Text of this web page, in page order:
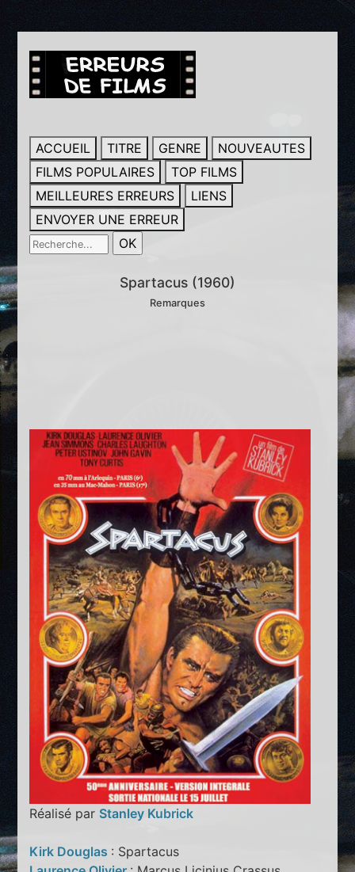
ACCUEIL TITRE GENRE
NOUVEAUTES
FILMS POPULAIRES
TOP FILMS
MEILLEURES ERREURS
LIENS
ENVOYER UNE ERREUR
Spartacus (1960)
Remarques
Réalisé par Stanley Kubrick
Kirk Douglas : Spartacus